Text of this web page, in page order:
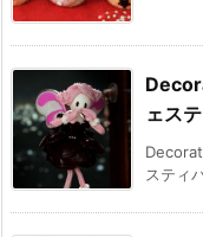
ェス
スティ